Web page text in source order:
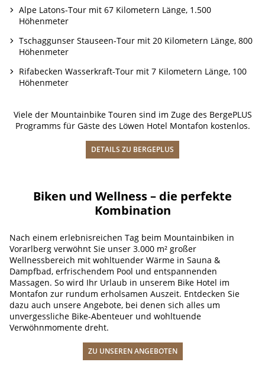
Alpe Latons-Tour mit 67 Kilometern Länge, 1.500
Höhenmeter
Tschaggunser Stauseen-Tour mit 20 Kilometern Länge, 800
Höhenmeter
Rifabecken Wasserkraft-Tour mit 7 Kilometern Länge, 100
Höhenmeter
Viele der Mountainbike Touren sind im Zuge des BergePLUS
Programms für Gäste des Löwen Hotel Montafon kostenlos.
DETAILS ZU BERGEPLUS
Biken und Wellness – die perfekte
Kombination
Nach einem erlebnisreichen Tag beim Mountainbiken in
Vorarlberg verwöhnt Sie unser 3.000 m² großer
Wellnessbereich mit wohltuender Wärme in Sauna &
Dampfbad, erfrischendem Pool und entspannenden
Massagen. So wird Ihr Urlaub in unserem Bike Hotel im
Montafon zur rundum erholsamen Auszeit. Entdecken Sie
dazu auch unsere Angebote, bei denen sich alles um
unvergessliche Bike-Abenteuer und wohltuende
Verwöhnmomente dreht.
ZU UNSEREN ANGEBOTEN